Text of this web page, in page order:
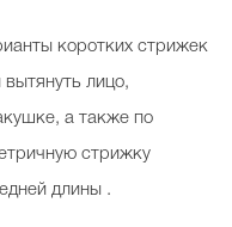
коротких стрижек
лицо,
а также по
стрижку
длины .